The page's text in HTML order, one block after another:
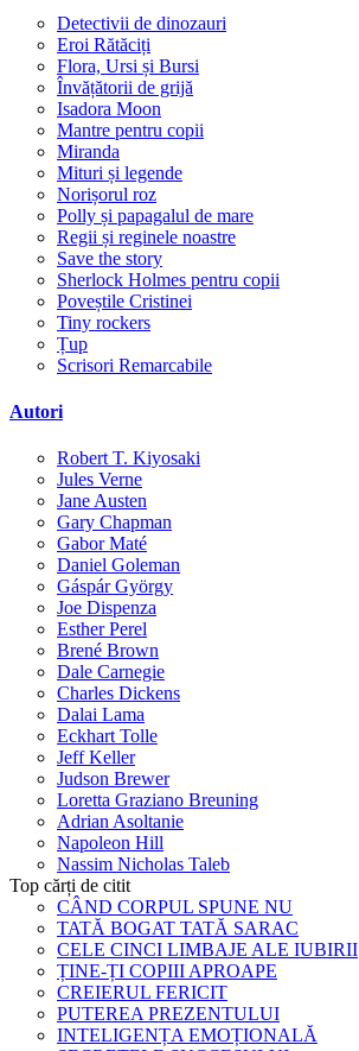
Detectivii de dinozauri
Eroi Rătăciți
Flora, Ursi și Bursi
Învățătorii de grijă
Isadora Moon
Mantre pentru copii
Miranda
Mituri și legende
Norișorul roz
Polly și papagalul de mare
Regii și reginele noastre
Save the story
Sherlock Holmes pentru copii
Poveștile Cristinei
Tiny rockers
Țup
Scrisori Remarcabile
Autori
Robert T. Kiyosaki
Jules Verne
Jane Austen
Gary Chapman
Gabor Maté
Daniel Goleman
Gáspár György
Joe Dispenza
Esther Perel
Brené Brown
Dale Carnegie
Charles Dickens
Dalai Lama
Eckhart Tolle
Jeff Keller
Judson Brewer
Loretta Graziano Breuning
Adrian Asoltanie
Napoleon Hill
Nassim Nicholas Taleb
Top cărți de citit
CÂND CORPUL SPUNE NU
TATĂ BOGAT TATĂ SARAC
CELE CINCI LIMBAJE ALE IUBIRII
ȚINE-ȚI COPIII APROAPE
CREIERUL FERICIT
PUTEREA PREZENTULUI
INTELIGENȚA EMOȚIONALĂ